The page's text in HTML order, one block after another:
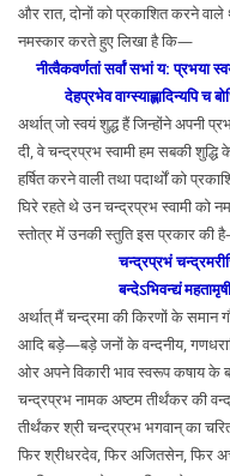
और रात, दोनों को प्रकाशित करने
नमस्कार करते हुए लिखा है कि—
नीत्वैकवर्णतां सर्वां सभां य: प्रभया
देहप्रभेव वाग्स्याह्लादिन्यपि च
अर्थात् जो स्वयं शुद्ध हैं जिन्होंने अपनी
दी, वे चन्द्रप्रभ स्वामी हम सबकी
हर्षित करने वाली तथा पदार्थों को
घिरे रहते थे उन चन्द्रप्रभ स्वामी को
स्तोत्र में उनकी स्तुति इस प्रकार की
चन्द्रप्रभं
बन्देऽभिवन्द्यं
अर्थात् मैं चन्द्रमा की किरणों के समान
आदि बड़े—बड़े जनों के वन्दनीय,
ओर अपने विकारी भाव स्वरूप कषाय के
चन्द्रप्रभ नामक अष्टम तीर्थंकर की
तीर्थंकर श्री चन्द्रप्रभ भगवान् का
फिर श्रीधरदेव, फिर अजितसेन, फिर